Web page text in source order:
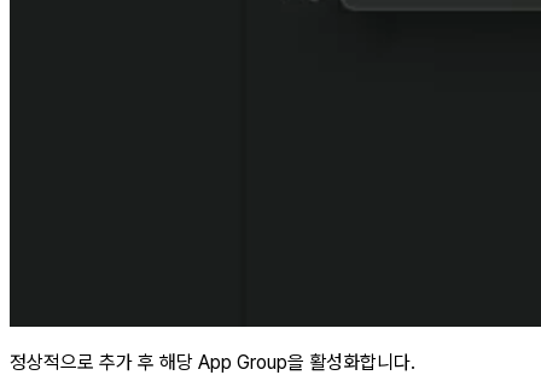
정상적으로 추가 후 해당 App Group을 활성화합니다.